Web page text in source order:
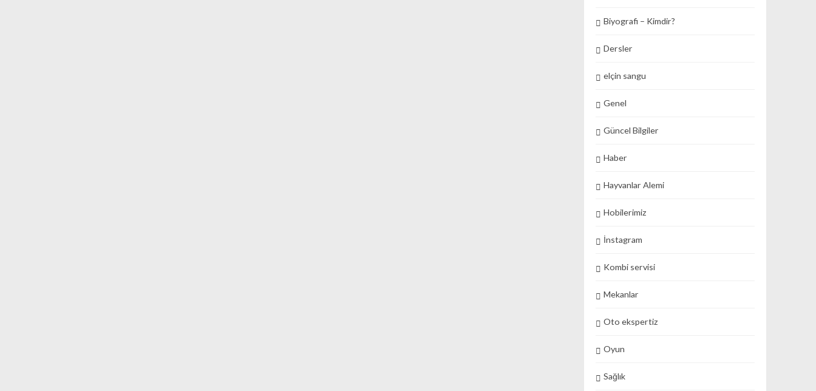
Biyografi – Kimdir?
Dersler
elçin sangu
Genel
Güncel Bilgiler
Haber
Hayvanlar Alemi
Hobilerimiz
İnstagram
Kombi servisi
Mekanlar
Oto ekspertiz
Oyun
Sağlık